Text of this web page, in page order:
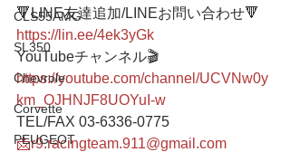
CLS55AMG
SL350
Chevrole
Corvette
PEUGEOT
🔻LINE友達追加/LINEお問い合わせ🔻
https://lin.ee/4ek3yGk
YouTubeチャンネル🎬
https://youtube.com/channel/UCVNw0y
km_OJHNJF8UOYuI-w
TEL/FAX 03-6336-0775
📩r9.racingteam.911@gmail.com